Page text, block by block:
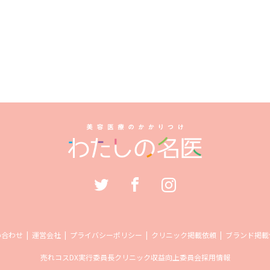
わせ 運営会社 プライバシーポリシー クリニック掲載依頼 ブランド掲
売れコスDX実行委員長クリニック収益向上委員会採用情報